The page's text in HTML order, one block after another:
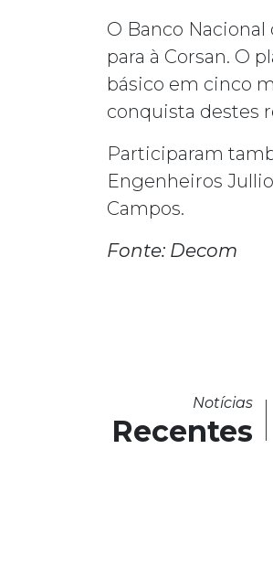
O Banco
para à Corsan. O
básico em cinco
conquista destes
Participaram
Engenheiros
Campos.
Fonte: Decom
Notícias
Recentes